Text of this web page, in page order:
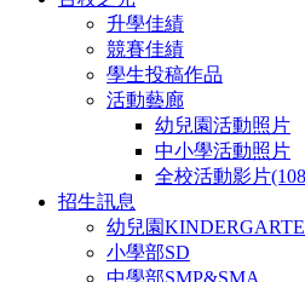
升學佳績
競賽佳績
學生投稿作品
活動藝廊
幼兒園活動照片
中小學活動照片
全校活動影片
招生訊息
幼兒園
小學部SD
中學部SMP&SMA